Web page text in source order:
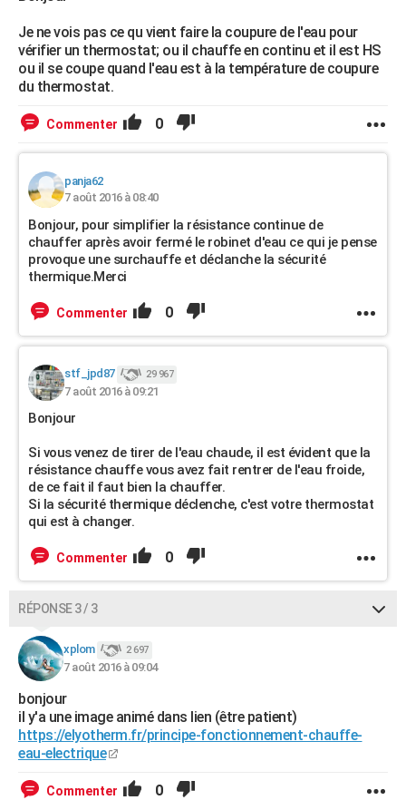
Je ne vois pas ce qu vient faire la coupure de l'eau pour
vérifier un thermostat; ou il chauffe en continu et il est HS
ou il se coupe quand l'eau est à la température de coupure
du thermostat.
Commenter 0
panja62
7 août 2016 à 08:40
Bonjour, pour simplifier la résistance continue de
chauffer après avoir fermé le robinet d'eau ce qui je pense
provoque une surchauffe et déclanche la sécurité
thermique.Merci
Commenter 0
stf_jpd87 29 967
7 août 2016 à 09:21
Bonjour
Si vous venez de tirer de l'eau chaude, il est évident que la
résistance chauffe vous avez fait rentrer de l'eau froide,
de ce fait il faut bien la chauffer.
Si la sécurité thermique déclenche, c'est votre thermostat
qui est à changer.
Commenter 0
RÉPONSE 3 / 3
xplom 2 697
7 août 2016 à 09:04
bonjour
il y'a une image animé dans lien (être patient)
https://elyotherm.fr/principe-fonctionnement-chauffe-
eau-electrique
Commenter 0